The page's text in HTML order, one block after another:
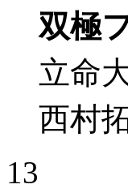
双極
立命
西村
13